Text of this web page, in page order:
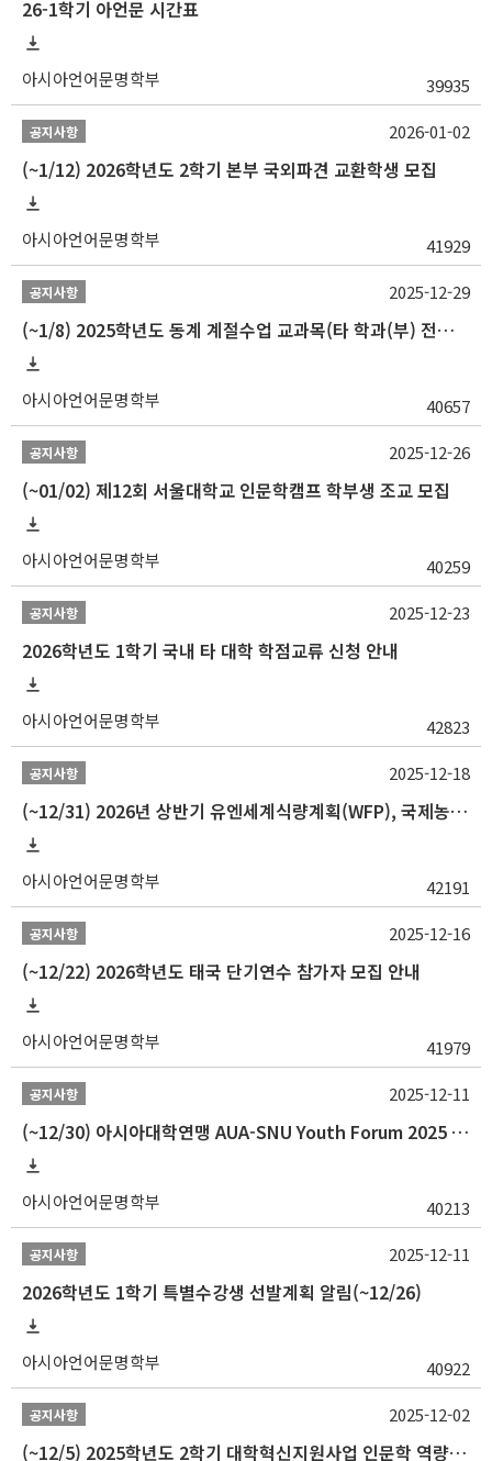
26-1학기 아언문 시간표
아시아언어문명학부 39935
공지사항
(~1/12) 2026학년도 2학기 본부 국외파견 교환학생 모집
아시아언어문명학부 41929
2026-01-02
공지사항
(~1/8) 2025학년도 동계 계절수업 교과목(타 학과(부) 전공 및 교양) 성적평가방법 선택제 신청 안내
아시아언어문명학부 40657
2025-12-29
공지사항
(~01/02) 제12회 서울대학교 인문학캠프 학부생 조교 모집
아시아언어문명학부 40259
2025-12-26
공지사항
2026학년도 1학기 국내 타 대학 학점교류 신청 안내
아시아언어문명학부 42823
2025-12-23
공지사항
(~12/31) 2026년 상반기 유엔세계식량계획(WFP), 국제농업개발기금(IFAD) 및 유엔아동기금(UNICEF) 인턴십 프로그램 참가자 모집
아시아언어문명학부 42191
2025-12-18
공지사항
(~12/22) 2026학년도 태국 단기연수 참가자 모집 안내
아시아언어문명학부 41979
2025-12-16
공지사항
(~12/30) 아시아대학연맹 AUA-SNU Youth Forum 2025 참가자 선발 안내
아시아언어문명학부 40213
2025-12-11
공지사항
2026학년도 1학기 특별수강생 선발계획 알림(~12/26)
아시아언어문명학부 40922
2025-12-11
공지사항
(~12/5) 2025학년도 2학기 대학혁신지원사업 인문학 역량강화 국제학술대회 참가 경비 지원 안내(2차)
2025-12-02